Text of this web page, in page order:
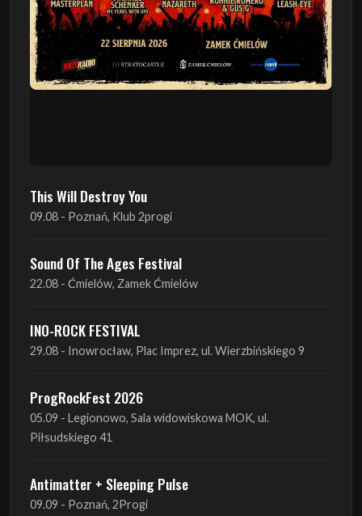
Sound Of The Ages Festival
22.08 - Ćmielów, Zamek Ćmielów
INO-ROCK FESTIVAL
29.08 - Inowrocław, Plac Imprez, ul. Wierzbińskiego 9
ProgRockFest 2026
Antimatter + Sleeping Pulse
09.09 - Poznań, 2Progi
Amelia Tokarska - Celtic Tales Quartet
10.09 - Rybnik, Teatr Ziemi Rybnickiej